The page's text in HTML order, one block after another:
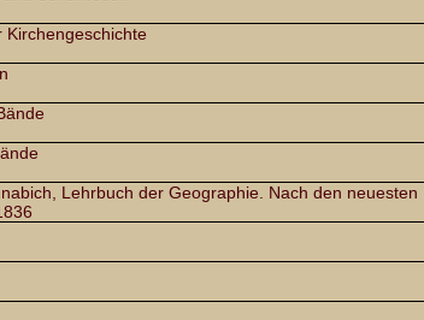
Kirchengeschichte
Lehrbuch der Geographie. Nach den neuesten